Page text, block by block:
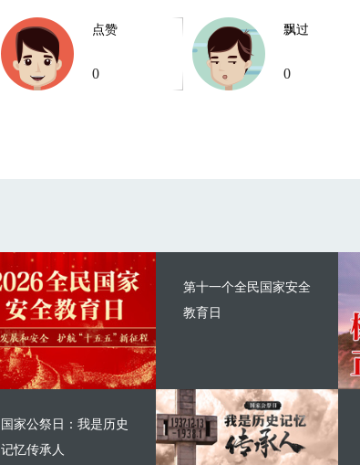
点赞
0
飘过
0
第十一个全民国家安全
教育日
国家公祭日：我是历史
记忆传承人